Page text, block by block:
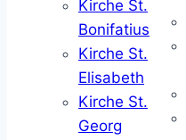
Kirche St.
Bonifatius
Kirche St.
Elisabeth
Kirche St.
Georg